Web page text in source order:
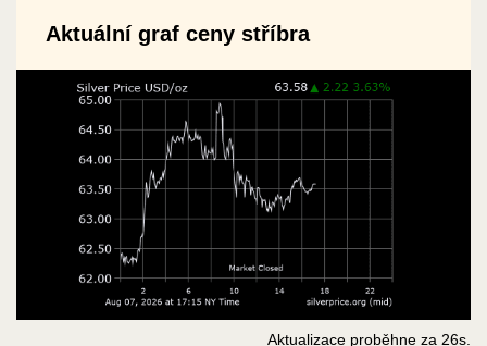
Aktuální graf ceny stříbra
Aktualizace proběhne za 25s.